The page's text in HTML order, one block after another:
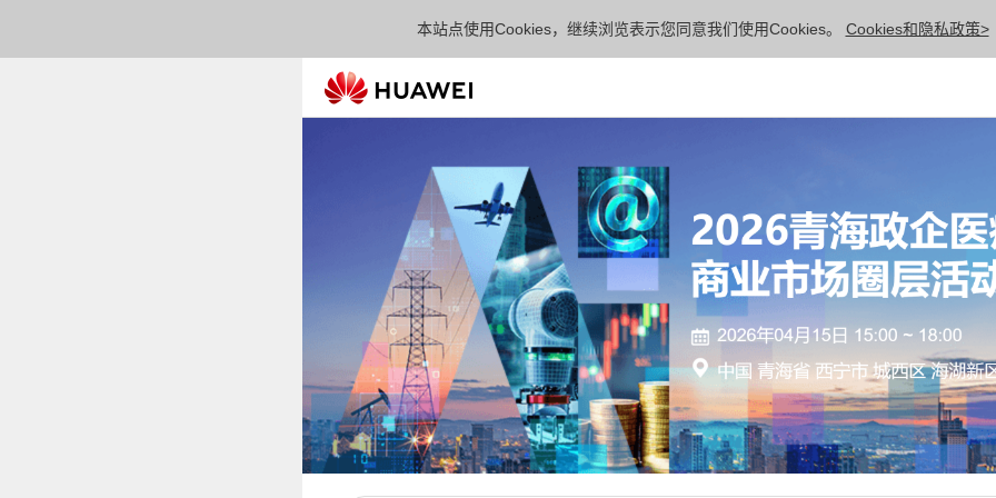
本站点使用Cookies，继续浏览表示您同意我们使用Cookies。 Cookies和隐私政策>